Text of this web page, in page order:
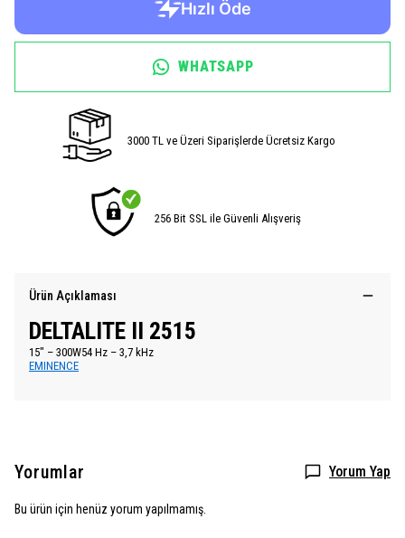
WHATSAPP
3000 TL ve Üzeri Siparişlerde Ücretsiz Kargo
256 Bit SSL ile Güvenli Alışveriş
Ürün Açıklaması
DELTALITE II 2515
15″ – 300W54 Hz – 3,7 kHz
EMINENCE
Yorumlar Yorum Yap
Bu ürün için henüz yorum yapılmamış.